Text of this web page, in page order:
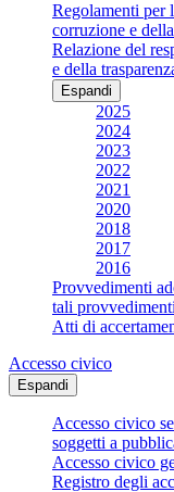
Regolamenti per
corruzione e
Relazione del
e della
Espandi
2025
2024
2023
2022
2021
2020
2018
2017
2016
Provvedimenti
tali provvedimenti
Atti di
Accesso civico
Espandi
Accesso civico
soggetti a
Accesso civico
Registro degli